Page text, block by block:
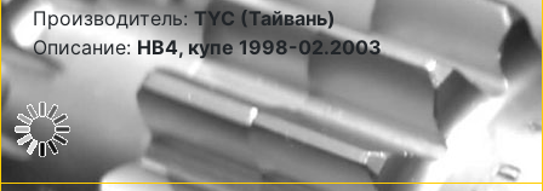
Производитель: TYC (Тайвань)
Описание: НВ4, купе 1998-02.2003